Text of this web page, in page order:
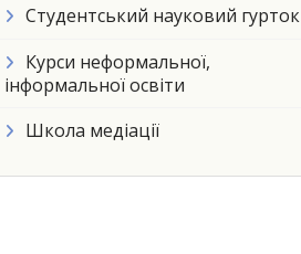
Студентський науковий гурток
Курси неформальної,
інформальної освіти
Школа медіації